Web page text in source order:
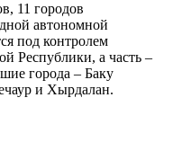
11 городов
автономной
под контролем
Республики, а часть –
города – Баку
и Хырдалан.